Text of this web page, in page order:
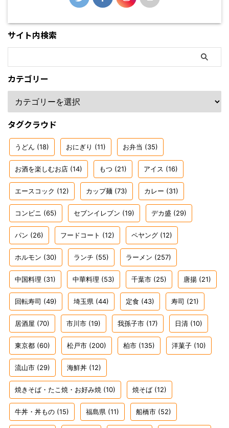
サイト内検索
カテゴリー
タグクラウド
うどん (18) おにぎり (11) お弁当 (35)
お酒を楽しむお店 (14) もつ (21) アイス (16)
エースコック (12) カップ麺 (73) カレー (31)
コンビニ (65) セブンイレブン (19) デカ盛 (29)
パン (26) フードコート (12) ペヤング (12)
ホルモン (30) ランチ (55) ラーメン (257)
中国料理 (31) 中華料理 (53) 千葉市 (25) 唐揚 (21)
回転寿司 (49) 埼玉県 (44) 定食 (43) 寿司 (21)
居酒屋 (70) 市川市 (19) 我孫子市 (17) 日清 (10)
東京都 (60) 松戸市 (200) 柏市 (135) 洋菓子 (10)
流山市 (29) 海鮮丼 (12)
焼きそば・たこ焼・お好み焼 (10) 焼そば (12)
牛丼・丼もの (15) 福島県 (11) 船橋市 (52)